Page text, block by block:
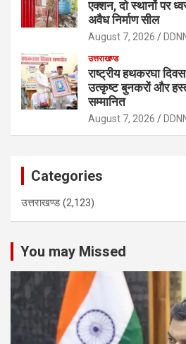
एक्शन, दो स्थानों पर
अवैध निर्माण सील
August 7, 2026
उत्तराखण्ड
राष्ट्रीय हथकरघा
उत्कृष्ट बुनकरों और
सम्मानित
August 7, 2026
Categories
उत्तराखण्ड(2,123)
You may Missed